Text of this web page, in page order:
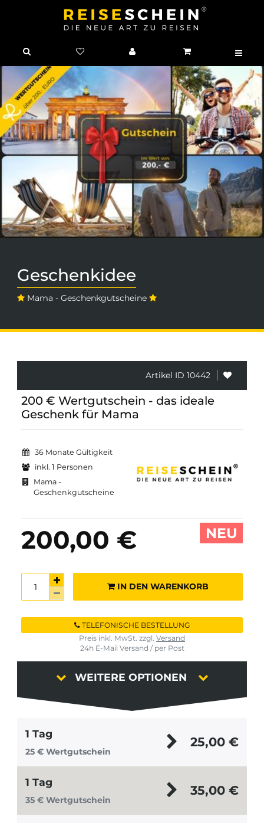
Geschenkidee
Mama - Geschenkgutscheine
Artikel ID 10442
200 € Wertgutschein - das ideale
Geschenk für Mama
36 Monate Gültigkeit
inkl. 1 Personen
Mama -
Geschenkgutscheine
200,00 € NEU
IN DEN WARENKORB
TELEFONISCHE BESTELLUNG
Preis inkl. MwSt. zzgl. Versand
24h E-Mail Versand / per Post
WEITERE OPTIONEN
1 Tag
25 € Wertgutschein
25,00 €
1 Tag
35 € Wertgutschein
35,00 €